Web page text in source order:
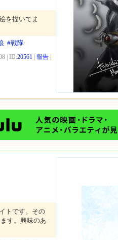
を描いてま
#戦隊
| ID:20561 報告
トです。その
す。興味のあ